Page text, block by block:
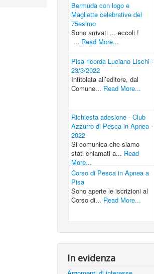
Bermuda con logo e
Magliette celebrative del
75esimo
Sono arrivati ... eccoli !
... Read More...
Pisa ricorda Luciano Lischi -
23/3/2022
Intitolata all’editore, dal
Comune... Read More...
Richiesta adesione - Club
Azzurro di Pesca in Apnea -
2022
Si comunica che siamo
stati chiamati a... Read
More...
Corso di Pesca in Apnea a
Pisa
Sono aperte le iscrizioni al
Corso di... Read More...
In evidenza